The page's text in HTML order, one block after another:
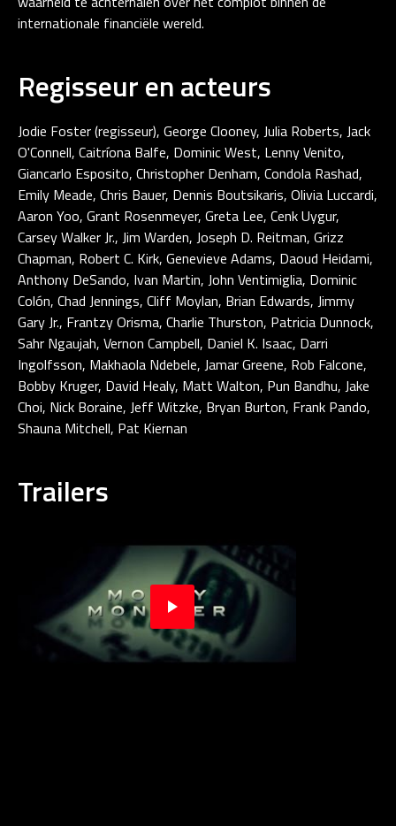
internationale financiële wereld.
Regisseur en acteurs
Jodie Foster (regisseur), George Clooney, Julia Roberts, Jack
O'Connell, Caitríona Balfe, Dominic West, Lenny Venito,
Giancarlo Esposito, Christopher Denham, Condola Rashad,
Emily Meade, Chris Bauer, Dennis Boutsikaris, Olivia Luccardi,
Aaron Yoo, Grant Rosenmeyer, Greta Lee, Cenk Uygur,
Carsey Walker Jr., Jim Warden, Joseph D. Reitman, Grizz
Chapman, Robert C. Kirk, Genevieve Adams, Daoud Heidami,
Anthony DeSando, Ivan Martin, John Ventimiglia, Dominic
Colón, Chad Jennings, Cliff Moylan, Brian Edwards, Jimmy
Gary Jr., Frantzy Orisma, Charlie Thurston, Patricia Dunnock,
Sahr Ngaujah, Vernon Campbell, Daniel K. Isaac, Darri
Ingolfsson, Makhaola Ndebele, Jamar Greene, Rob Falcone,
Bobby Kruger, David Healy, Matt Walton, Pun Bandhu, Jake
Choi, Nick Boraine, Jeff Witzke, Bryan Burton, Frank Pando,
Shauna Mitchell, Pat Kiernan
Trailers